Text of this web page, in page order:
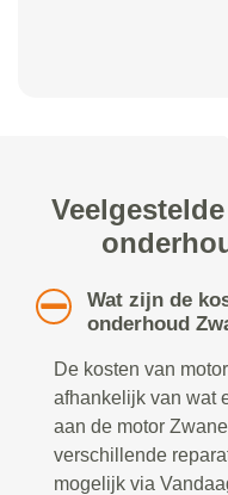
Wat zijn de
onderhoud
De kosten van
afhankelijk van wat
aan de motor
verschillende
mogelijk via